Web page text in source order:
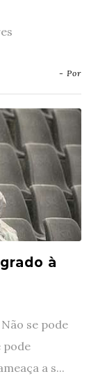
- Por
à
se pode
pode
a s...